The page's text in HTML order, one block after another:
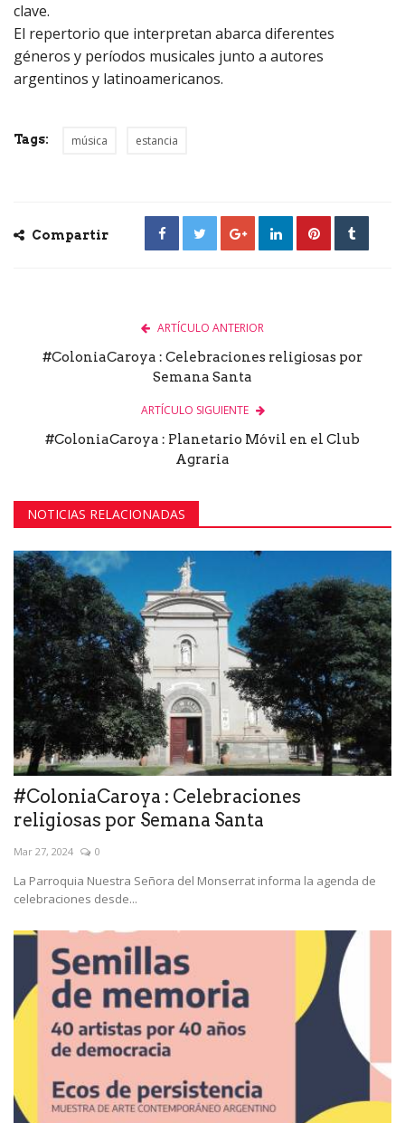
clave.
El repertorio que interpretan abarca diferentes
géneros y períodos musicales junto a autores
argentinos y latinoamericanos.
Tags: música estancia
Compartir
ARTÍCULO ANTERIOR
#ColoniaCaroya : Celebraciones religiosas por
Semana Santa
ARTÍCULO SIGUIENTE
#ColoniaCaroya : Planetario Móvil en el Club
Agraria
NOTICIAS RELACIONADAS
#ColoniaCaroya : Celebraciones
religiosas por Semana Santa
Mar 27, 2024 0
La Parroquia Nuestra Señora del Monserrat informa la agenda de
celebraciones desde...